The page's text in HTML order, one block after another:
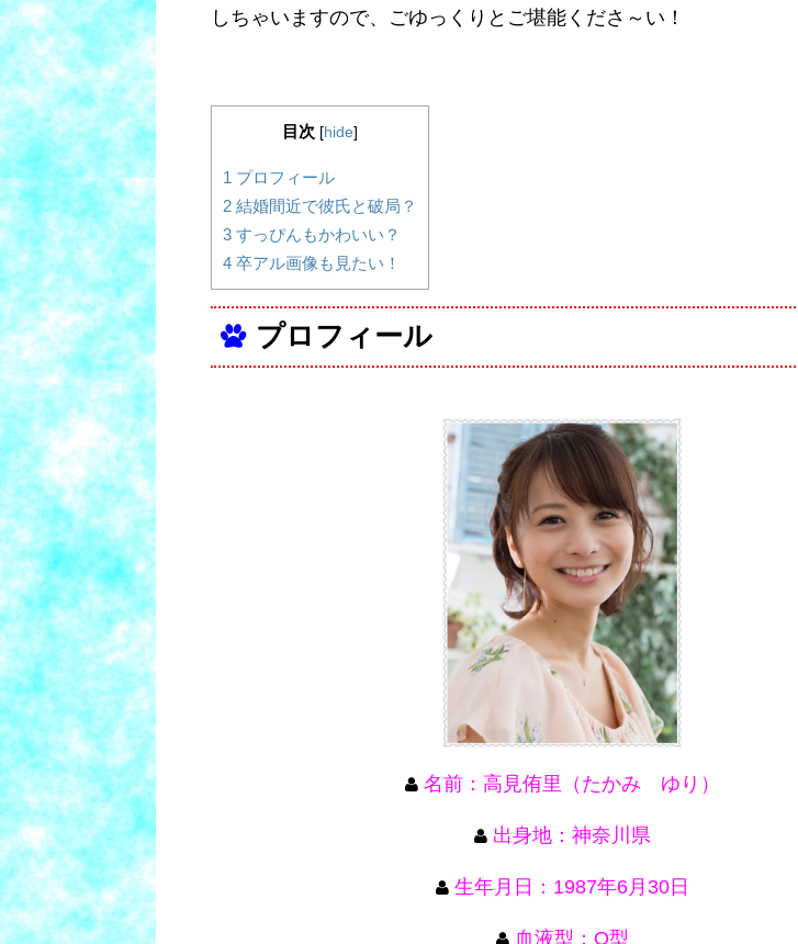
しちゃいますので、ごゆっくりとご堪能くださ～い！
目次 [hide]
1 プロフィール
2 結婚間近で彼氏と破局？
3 すっぴんもかわいい？
4 卒アル画像も見たい！
プロフィール
名前：高見侑里（たかみ ゆり）
出身地：神奈川県
生年月日：1987年6月30日
血液型：O型